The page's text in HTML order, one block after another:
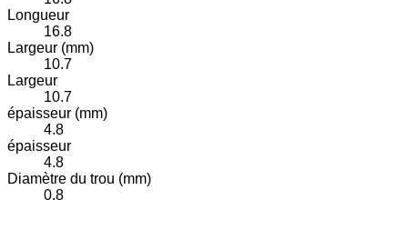
Longueur
16.8
Largeur (mm)
10.7
Largeur
10.7
épaisseur (mm)
4.8
épaisseur
4.8
Diamètre du trou (mm)
0.8